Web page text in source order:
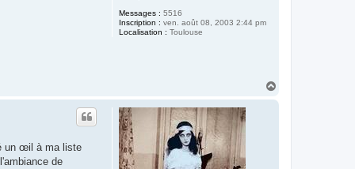
Messages : 5516
Inscription : ven. août 08, 2003 2:44 pm
Localisation : Toulouse
un œil à ma liste
de